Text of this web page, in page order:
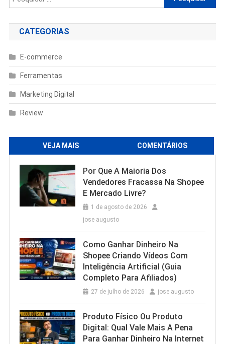
por:
CATEGORIAS
E-commerce
Ferramentas
Marketing Digital
Review
VEJA MAIS COMENTÁRIOS
Por Que A Maioria Dos
Vendedores Fracassa Na Shopee
E Mercado Livre?
1 de agosto de 2026
jose augusto
Como Ganhar Dinheiro Na
Shopee Criando Vídeos Com
Inteligência Artificial (Guia
Completo Para Afiliados)
27 de julho de 2026 jose augusto
Produto Físico Ou Produto
Digital: Qual Vale Mais A Pena
Para Ganhar Dinheiro Na Internet